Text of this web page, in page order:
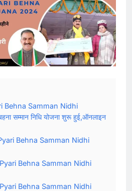
Behna Samman Nidhi
बहना सम्मान निधि योजना शुरू हुई,ऑनलाइन
Behna Samman Nidhi
Behna Samman Nidhi
Behna Samman Nidhi